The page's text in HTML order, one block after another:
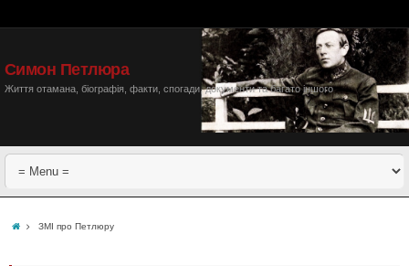
Симон Петлюра
Життя отамана, біографія, факти, спогади, документи та багато іншого
ЗМІ про Петлюру